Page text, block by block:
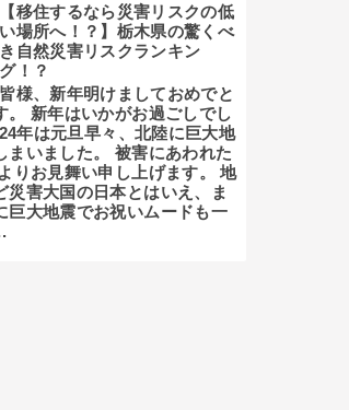
【移住するなら災害リスクの低
い場所へ！？】栃木県の驚くべ
き自然災害リスクランキン
グ！？
皆様、新年明けましておめでと
。 新年はいかがお過ごしでし
年は元旦早々、北陸に巨大地
まいました。 被害にあわれた
りお見舞い申し上げます。 地
災害大国の日本とはいえ、ま
巨大地震でお祝いムードも一